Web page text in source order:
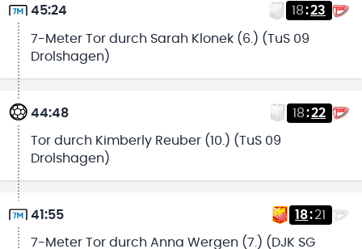
45:24 18:23
7-Meter Tor durch Sarah Klonek (6.) (TuS 09
Drolshagen)
44:48 18:22
Tor durch Kimberly Reuber (10.) (TuS 09
Drolshagen)
41:55 18:21
7-Meter Tor durch Anna Wergen (7.) (DJK SG